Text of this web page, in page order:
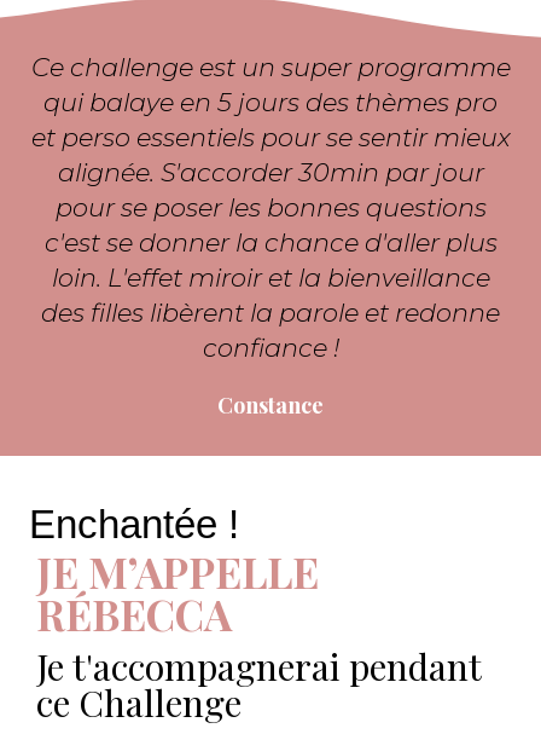
Ce challenge est un super programme
qui balaye en 5 jours des thèmes pro
et perso essentiels pour se sentir mieux
alignée. S'accorder 30min par jour
pour se poser les bonnes questions
c'est se donner la chance d'aller plus
loin. L'effet miroir et la bienveillance
des filles libèrent la parole et redonne
confiance !
Constance
Enchantée !
JE M’APPELLE
RÉBECCA
Je t'accompagnerai pendant
ce Challenge